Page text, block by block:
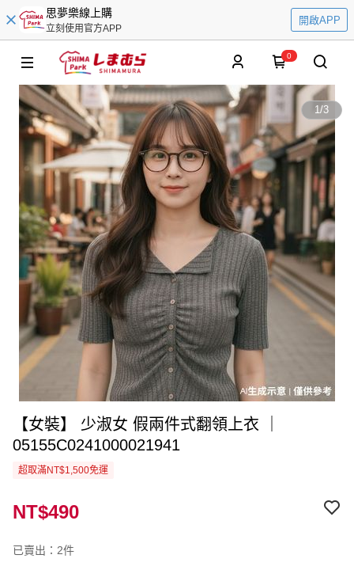
思夢樂線上購
立刻使用官方APP
開啟APP
0
1/3
【女裝】 少淑女 假兩件式翻領上衣 ｜
05155C0241000021941
超取滿NT$1,500免運
NT$490
已賣出：2件